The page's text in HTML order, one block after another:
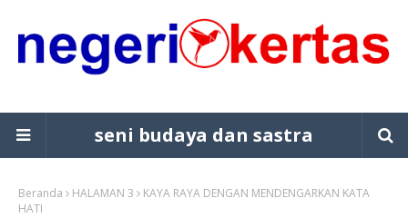
seni budaya dan sastra
Beranda HALAMAN 3
KAYA RAYA DENGAN MENDENGARKAN KATA
HATI